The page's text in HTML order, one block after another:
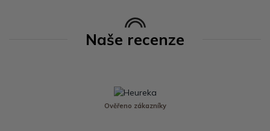
Naše recenze
Ověřeno zákazníky